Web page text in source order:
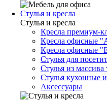
Стулья и кресла
Стулья и кресла
Кресла премиум-
Кресла офисные
Кресла офисные
Стулья для
Стулья из
Стулья кухонные
Аксессуары